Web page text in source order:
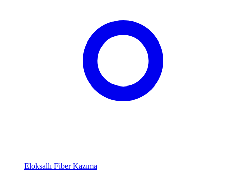
Eloksallı Fiber Kazıma